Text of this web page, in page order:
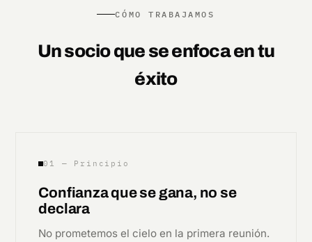
CÓMO TRABAJAMOS
Un socio que se enfoca en tu
éxito
01 — Principio
Confianza que se gana, no se
declara
No prometemos el cielo en la primera reunión.